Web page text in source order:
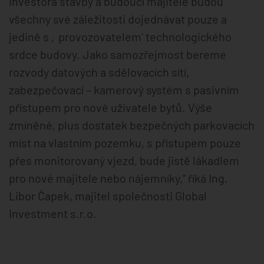
všechny své záležitosti dojednávat pouze a
jedině s ‚provozovatelem‘ technologického
srdce budovy. Jako samozřejmost bereme
rozvody datových a sdělovacích sítí,
zabezpečovací – kamerový systém s pasivním
přístupem pro nové uživatele bytů. Výše
zmíněné, plus dostatek bezpečných parkovacích
míst na vlastním pozemku, s přístupem pouze
přes monitorovaný vjezd, bude jistě lákadlem
pro nové majitele nebo nájemníky,“ říká Ing.
Libor Čapek, majitel společnosti Global
Investment s.r.o.